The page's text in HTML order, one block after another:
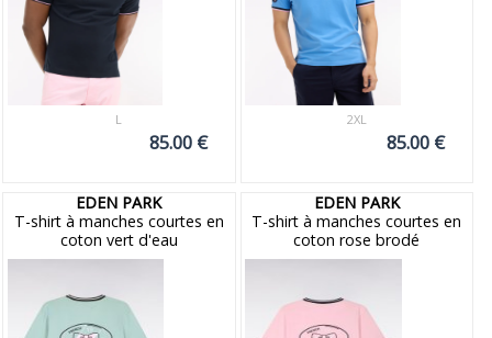
L
85.00 €
2XL
85.00 €
EDEN PARK
T-shirt à manches courtes en
coton vert d'eau
EDEN PARK
T-shirt à manches courtes en
coton rose brodé